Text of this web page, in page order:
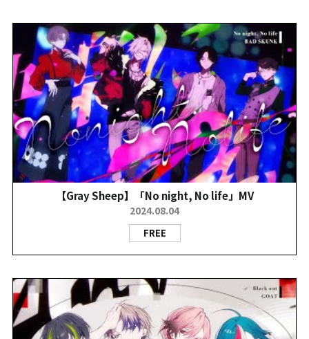
【Gray Sheep】「No night, No life」MV
2024.08.04
FREE